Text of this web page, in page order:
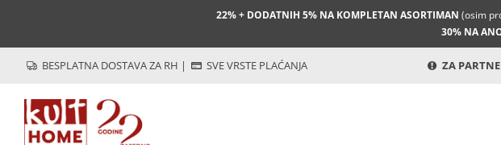
22% + DODATNIH 5% NA KOMPLETAN ASORTIMAN (osim
30% NA
BESPLATNA DOSTAVA ZA RH | SVE VRSTE PLAĆANJA ZA